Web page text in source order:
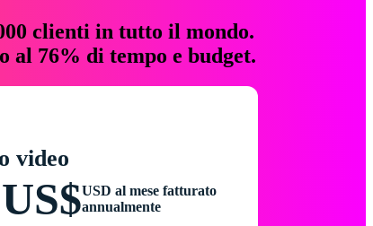
clienti in tutto il mondo.
76% di tempo e budget.
video
USD al mese fatturato
annualmente